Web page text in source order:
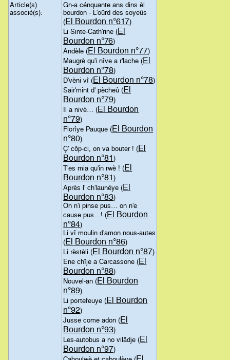
Article(s)
associé(s):
Gn-a cénquante ans dins èl
bourdon - L'oûrd des soyeûs
(El Bourdon n°617)
Li Sinte-Cath'rine (El
Bourdon n°76)
Andèle (El Bourdon n°77)
Maugrè qu'i nîve a r'lache (El
Bourdon n°78)
D'vèni vî (El Bourdon n°78)
Sair'mint d' pècheû (El
Bourdon n°79)
Il a nivè… (El Bourdon
n°79)
Florîye Pauque (El Bourdon
n°80)
Ç' côp-ci, on va bouter ! (El
Bourdon n°81)
T'es mia qu'in rwè ! (El
Bourdon n°81)
Après l' ch'launéye (El
Bourdon n°83)
On n'i pinse pus… on n'e
cause pus…! (El Bourdon
n°84)
Li vî moulin d'amon nous-autes
(El Bourdon n°86)
Li rèstèli (El Bourdon n°87)
Ene chîje a Carcassone (El
Bourdon n°88)
Nouvel-an (El Bourdon
n°89)
Li portefeuye (El Bourdon
n°92)
Jusse come adon (El
Bourdon n°93)
Les-autobus a no vilâdje (El
Bourdon n°97)